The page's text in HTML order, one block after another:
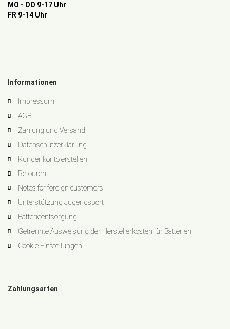
MO - DO 9-17 Uhr
FR 9-14 Uhr
Informationen
Impressum
AGB
Zahlung und Versand
Datenschutzerklärung
Kundenkonto erstellen
Retouren
Notes for foreign customers
Unterstützung Jugendsport
Batterieentsorgung
Getrennte Ausweisung der Herstellerkosten für Batterien
Cookie Einstellungen
Zahlungsarten